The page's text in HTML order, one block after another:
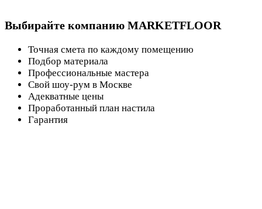
Выбирайте компанию MARKETFLOOR
Точная смета по каждому помещению
Подбор материала
Профессиональные мастера
Свой шоу-рум в Москве
Адекватные цены
Проработанный план настила
Гарантия